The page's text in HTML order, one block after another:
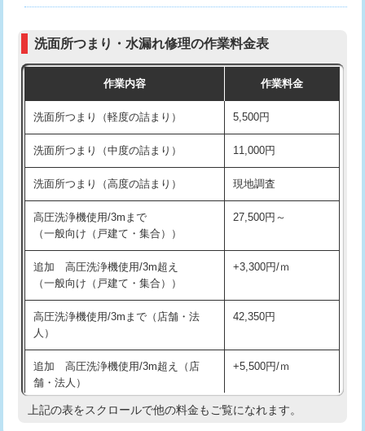
モルタル補修（厚さ10㎝まで） 27,500円
モルタル補修（厚さ10㎝超え） 38,500円
洗面台設置 38,500円
バスタブ設置 現場見積
追加人工 16,500円
廃棄・処分
※給水管工事は20mmまでの価格です。
（P/S/ポップアップ））
交換・取付（その他部品） 11,000円+材料費
持込商品取付（単水栓） 13,200円
持込商品取付（混合水栓） 16,500円
持込商品取付（浄水器・分岐水栓） 16,500円
給水管工事※（ホール加工) 16,500円
給水管工事※（バンド止め)
給水管工事※（支持金具設置) 5,500円
給水管工事※（保温材使用（バンド止
め込み）)
5,500円
給水管工事※（土の掘削・埋め戻し作
業)
11,000円
給水管工事※（塩ビ管（VP・HI）使
用/3ｍまで)
洗面所つまり・水漏れ修理の作業料金表
作業内容 作業料金
洗面所つまり（軽度の詰まり） 5,500円
洗面所つまり（中度の詰まり） 11,000円
洗面所つまり（高度の詰まり） 現地調査
高圧洗浄機使用/3mまで
（一般向け（戸建て・集合））
27,500円～
追加 高圧洗浄機使用/3m超え
（一般向け（戸建て・集合））
+3,300円/ｍ
高圧洗浄機使用/3mまで（店舗・法
人）
42,350円
追加 高圧洗浄機使用/3m超え（店
舗・法人）
+5,500円/ｍ
高度高圧洗浄換 現地調査
上記の表をスクロールで他の料金もご覧になれます。